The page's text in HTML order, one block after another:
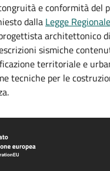
e conformità del
dalla Legge
architettonico
sismiche
territoriale e
tecniche per le